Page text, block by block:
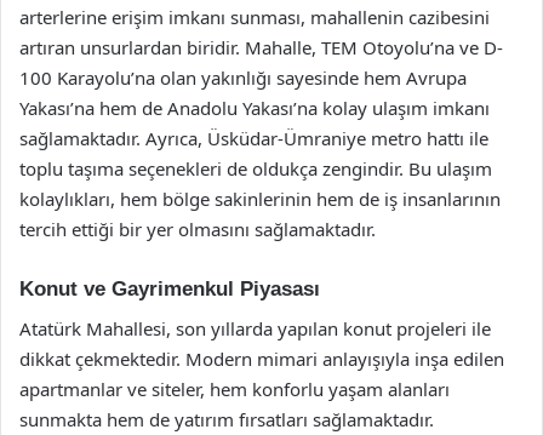
arterlerine erişim imkanı sunması, mahallenin cazibesini
artıran unsurlardan biridir. Mahalle, TEM Otoyolu’na ve D-
100 Karayolu’na olan yakınlığı sayesinde hem Avrupa
Yakası’na hem de Anadolu Yakası’na kolay ulaşım imkanı
sağlamaktadır. Ayrıca, Üsküdar-Ümraniye metro hattı ile
toplu taşıma seçenekleri de oldukça zengindir. Bu ulaşım
kolaylıkları, hem bölge sakinlerinin hem de iş insanlarının
tercih ettiği bir yer olmasını sağlamaktadır.
Konut ve Gayrimenkul Piyasası
Atatürk Mahallesi, son yıllarda yapılan konut projeleri ile
dikkat çekmektedir. Modern mimari anlayışıyla inşa edilen
apartmanlar ve siteler, hem konforlu yaşam alanları
sunmakta hem de yatırım fırsatları sağlamaktadır.